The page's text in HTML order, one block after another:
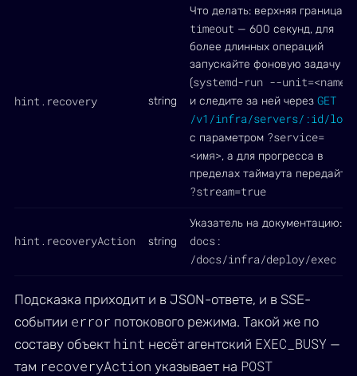
hint.recovery string
Что делать: верхняя граница
timeout — 600 секунд, для
более длинных операций
запускайте фоновую задачу
(systemd-run --unit=<name>
и следите за ней через GET
/v1/infra/servers/:id/logs
с параметром ?service=
<имя>, а для прогресса в
пределах таймаута передайте
?stream=true
hint.recoveryAction string
Указатель на документацию:
docs:
/docs/infra/deploy/exec
Подсказка приходит и в JSON-ответе, и в SSE-
событии error потокового режима. Такой же по
составу объект hint несёт агентский EXEC_BUSY —
там recoveryAction указывает на POST